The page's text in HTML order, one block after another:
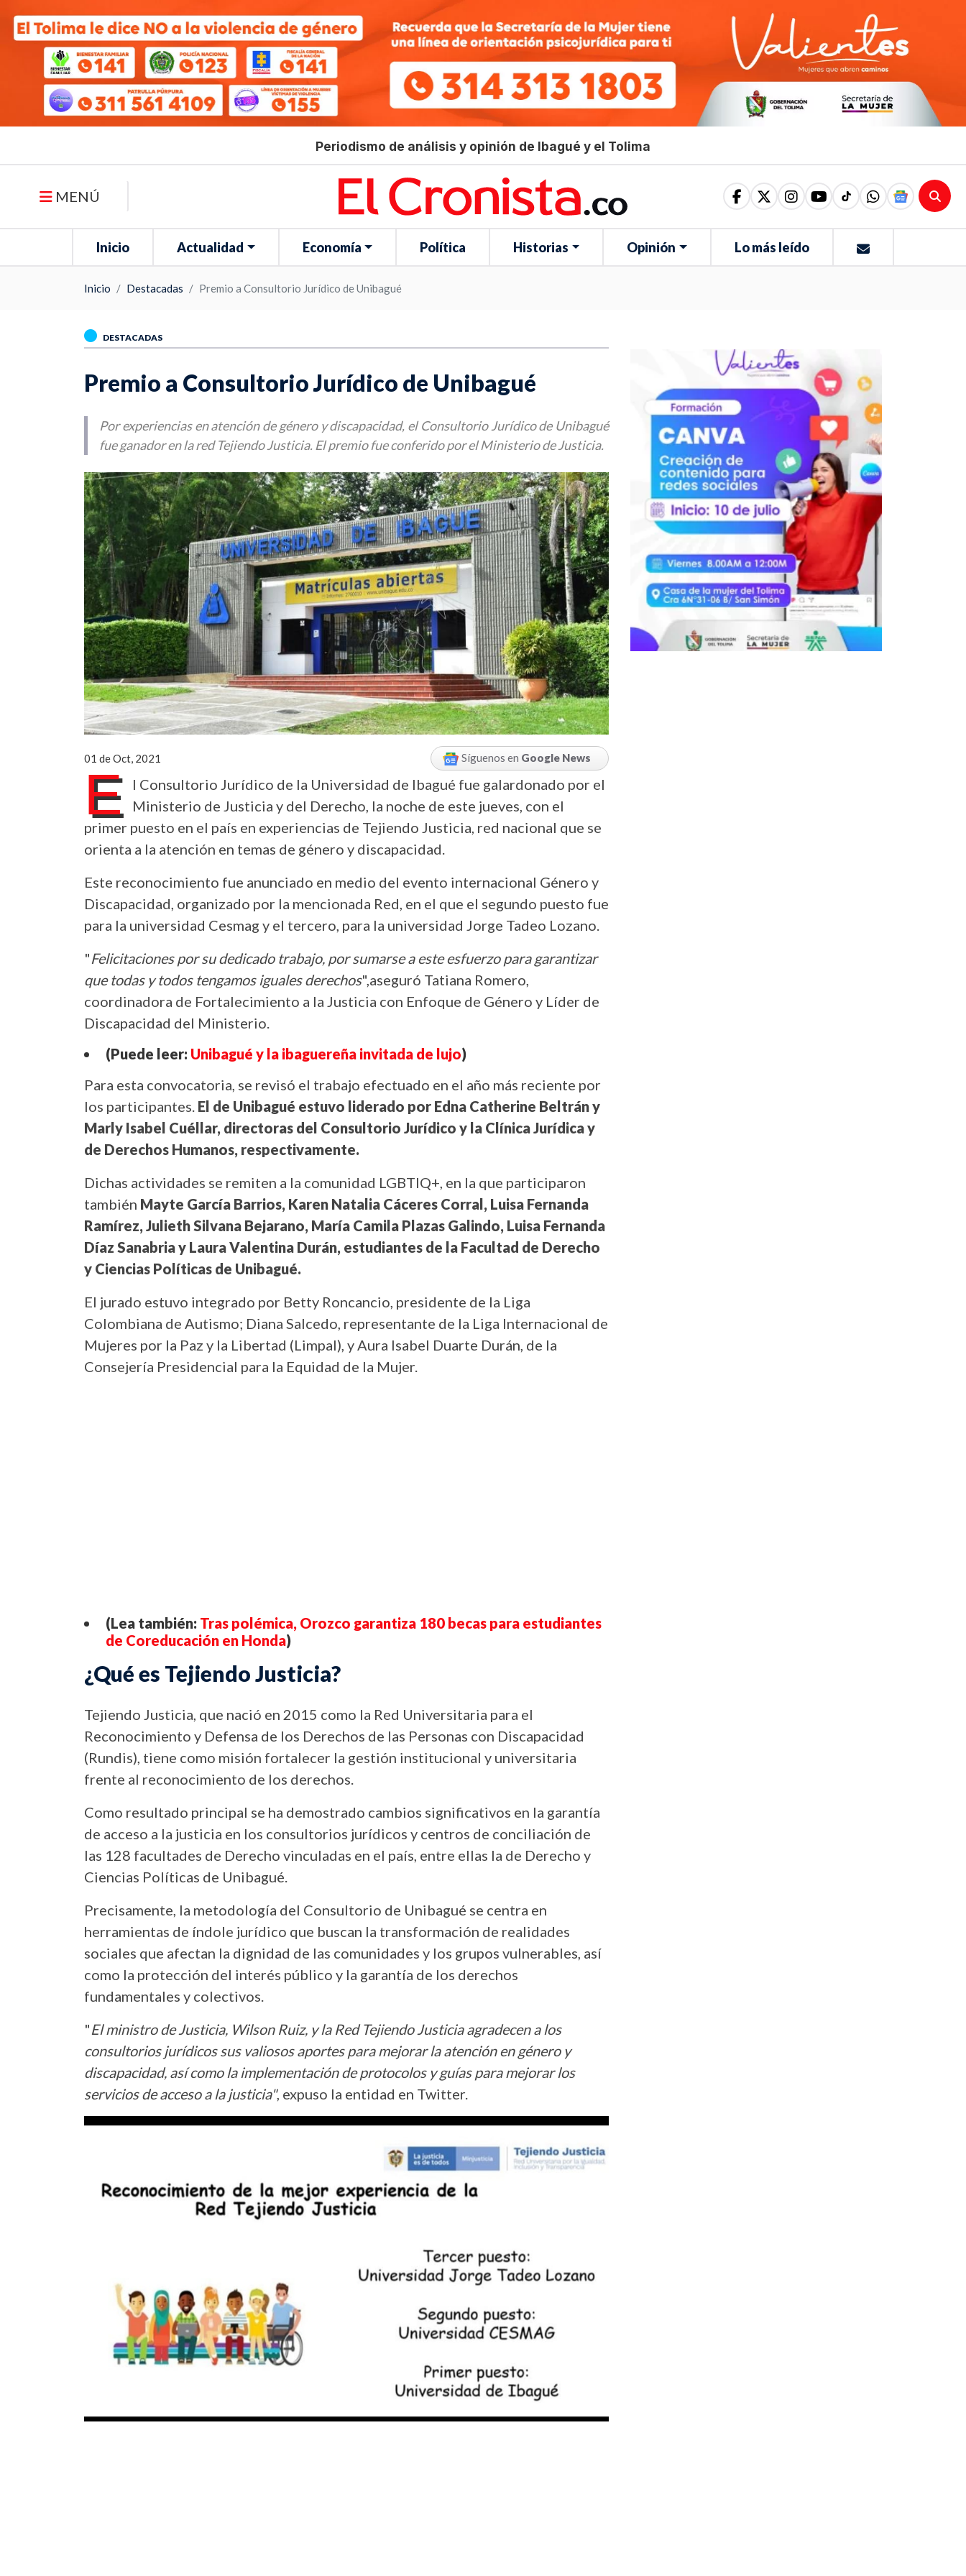
Periodismo de análisis y opinión de Ibagué y el Tolima
MENÚ
Inicio Actualidad Economía Política Historias Opinión Lo más leído
Inicio Destacadas Premio a Consultorio Jurídico de Unibagué
DESTACADAS
Premio a Consultorio Jurídico de Unibagué
Por experiencias en atención de género y discapacidad, el Consultorio Jurídico de Unibagué
fue ganador en la red Tejiendo Justicia. El premio fue conferido por el Ministerio de Justicia.
01 de Oct, 2021 Síguenos en Google News
E
l Consultorio Jurídico de la Universidad de Ibagué fue galardonado por el
Ministerio de Justicia y del Derecho, la noche de este jueves, con el
primer puesto en el país en experiencias de Tejiendo Justicia, red nacional que se
orienta a la atención en temas de género y discapacidad.
Este reconocimiento fue anunciado en medio del evento internacional Género y
Discapacidad, organizado por la mencionada Red, en el que el segundo puesto fue
para la universidad Cesmag y el tercero, para la universidad Jorge Tadeo Lozano.
"Felicitaciones por su dedicado trabajo, por sumarse a este esfuerzo para garantizar
que todas y todos tengamos iguales derechos",aseguró Tatiana Romero,
coordinadora de Fortalecimiento a la Justicia con Enfoque de Género y Líder de
Discapacidad del Ministerio.
(Puede leer: Unibagué y la ibaguereña invitada de lujo)
Para esta convocatoria, se revisó el trabajo efectuado en el año más reciente por
los participantes. El de Unibagué estuvo liderado por Edna Catherine Beltrán y
Marly Isabel Cuéllar, directoras del Consultorio Jurídico y la Clínica Jurídica y
de Derechos Humanos, respectivamente.
Dichas actividades se remiten a la comunidad LGBTIQ+, en la que participaron
también Mayte García Barrios, Karen Natalia Cáceres Corral, Luisa Fernanda
Ramírez, Julieth Silvana Bejarano, María Camila Plazas Galindo, Luisa Fernanda
Díaz Sanabria y Laura Valentina Durán, estudiantes de la Facultad de Derecho
y Ciencias Políticas de Unibagué.
El jurado estuvo integrado por Betty Roncancio, presidente de la Liga
Colombiana de Autismo; Diana Salcedo, representante de la Liga Internacional de
Mujeres por la Paz y la Libertad (Limpal), y Aura Isabel Duarte Durán, de la
Consejería Presidencial para la Equidad de la Mujer.
(Lea también: Tras polémica, Orozco garantiza 180 becas para estudiantes
de Coreducación en Honda)
¿Qué es Tejiendo Justicia?
Tejiendo Justicia, que nació en 2015 como la Red Universitaria para el
Reconocimiento y Defensa de los Derechos de las Personas con Discapacidad
(Rundis), tiene como misión fortalecer la gestión institucional y universitaria
frente al reconocimiento de los derechos.
Como resultado principal se ha demostrado cambios significativos en la garantía
de acceso a la justicia en los consultorios jurídicos y centros de conciliación de
las 128 facultades de Derecho vinculadas en el país, entre ellas la de Derecho y
Ciencias Políticas de Unibagué.
Precisamente, la metodología del Consultorio de Unibagué se centra en
herramientas de índole jurídico que buscan la transformación de realidades
sociales que afectan la dignidad de las comunidades y los grupos vulnerables, así
como la protección del interés público y la garantía de los derechos
fundamentales y colectivos.
"El ministro de Justicia, Wilson Ruiz, y la Red Tejiendo Justicia agradecen a los
consultorios jurídicos sus valiosos aportes para mejorar la atención en género y
discapacidad, así como la implementación de protocolos y guías para mejorar los
servicios de acceso a la justicia", expuso la entidad en Twitter.